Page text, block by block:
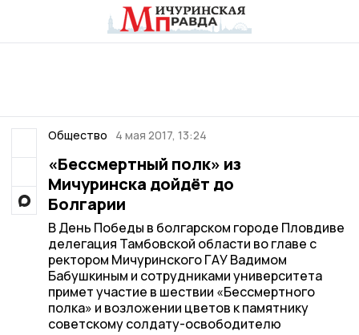
Общество 4 мая 2017, 13:24
«Бессмертный полк» из
Мичуринска дойдёт до
Болгарии
В День Победы в болгарском городе Пловдиве
делегация Тамбовской области во главе с
ректором Мичуринского ГАУ Вадимом
Бабушкиным и сотрудниками университета
примет участие в шествии «Бессмертного
полка» и возложении цветов к памятнику
советскому солдату-освободителю